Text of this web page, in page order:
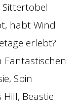
Sittertobel
habt Wind
erlebt?
Fantastischen
Spin
Beastie